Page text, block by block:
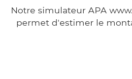
Notre simulateur APA
permet d'estimer le